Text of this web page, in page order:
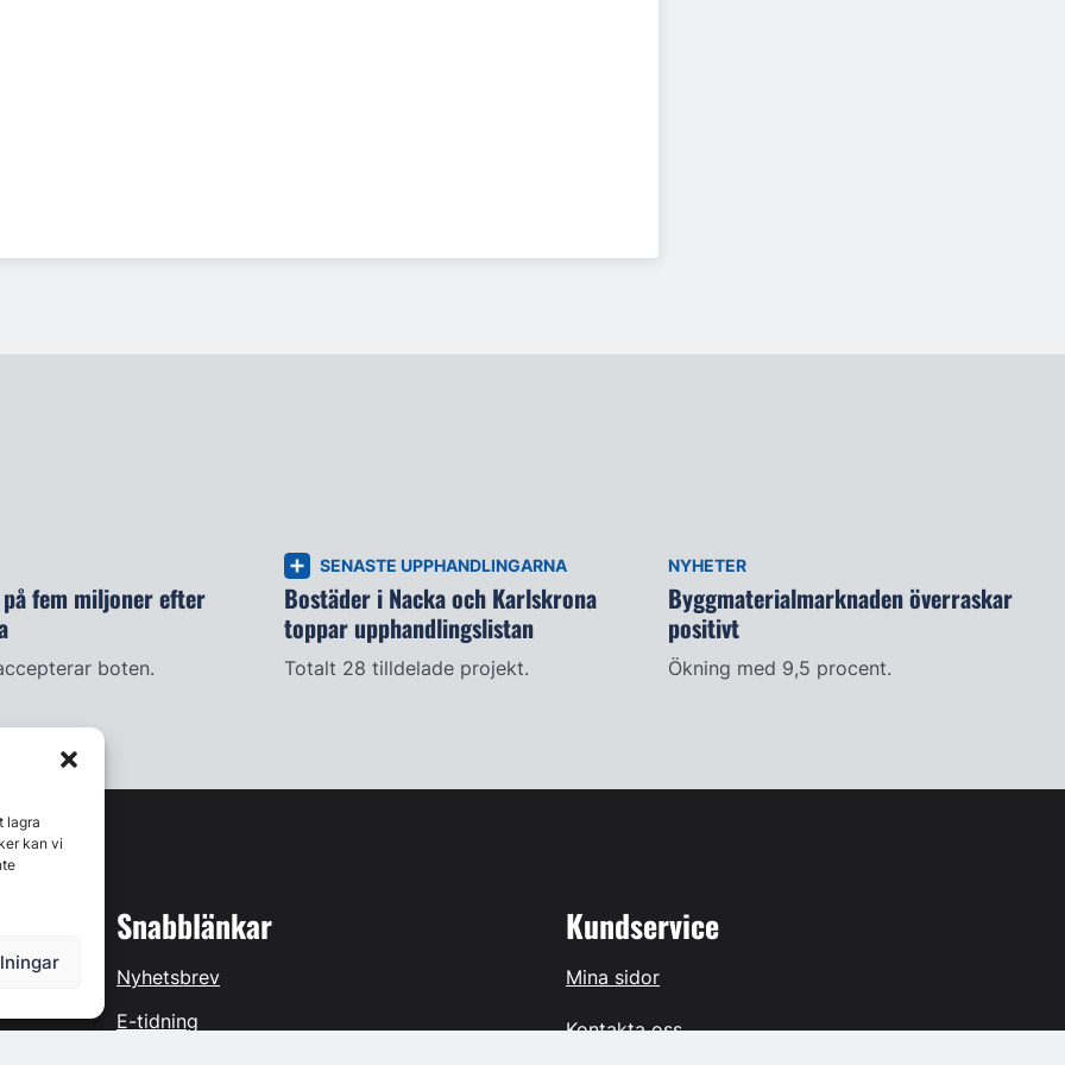
lagra
kan vi
på fem miljoner efter
boten.
SENASTE UPPHANDLINGARNA
Bostäder i Nacka och Karlskrona
toppar upphandlingslistan
Totalt 28 tilldelade projekt.
NYHETER
Byggmaterialmarknaden överraskar
positivt
Ökning med 9,5 procent.
Snabblänkar
Nyhetsbrev
E-tidning
Kundservice
Mina sidor
Kontakta oss